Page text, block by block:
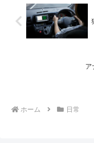
ア
ホーム 日常